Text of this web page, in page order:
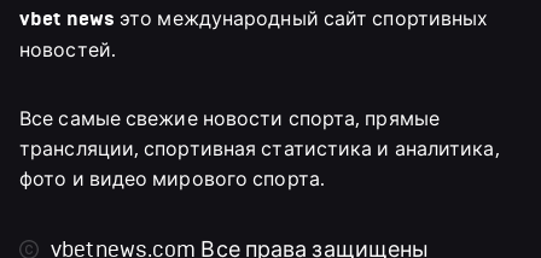
vbet news это международный сайт спортивных
новостей.
Все самые свежие новости спорта, прямые
трансляции, спортивная статистика и аналитика,
фото и видео мирового спорта.
vbetnews.com Все права защищены